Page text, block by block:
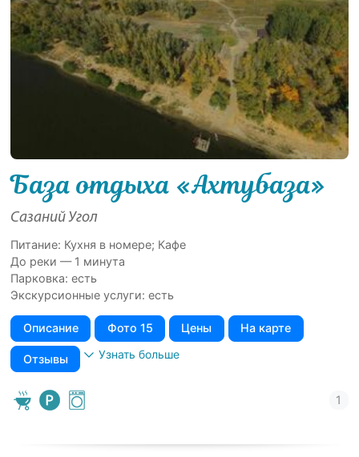
База отдыха «Ахтубаза»
Сазаний Угол
Питание: Кухня в номере; Кафе
До реки — 1 минута
Парковка: есть
Экскурсионные услуги: есть
Описание Фото 15 Цены На карте
Отзывы Узнать больше